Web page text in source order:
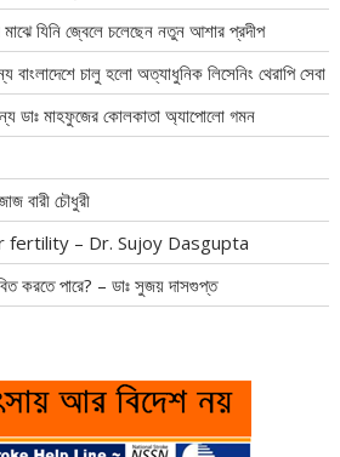
মাঝে যিনি জ্বেলে চলেছেন নতুন আশার প্রদীপ
চালু হলো অত্যাধুনিক লিসেনিং থেরাপি সেবা
ডাঃ মাহফুজের কোলকাতা অ্যাপোলো গমন
বারী চৌধুরী
fertility – Dr. Sujoy Dasgupta
করতে পারে? – ডাঃ সুজয় দাসগুপ্ত